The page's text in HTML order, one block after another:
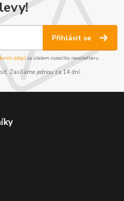
Přihlásit se
údajůza účelem rozesílky newsletteru.
Zasíláme jednou za 14 dní.